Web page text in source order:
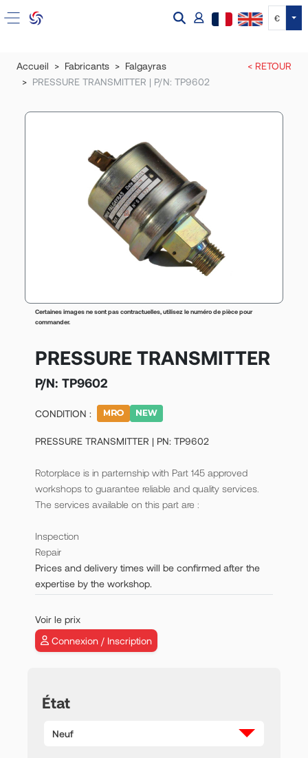
€
Accueil Fabricants
Falgayras
PRESSURE TRANSMITTER | P/N: TP9602
< RETOUR
Certaines images ne sont pas contractuelles, utilisez le numéro de pièce pour
commander.
PRESSURE TRANSMITTER
P/N: TP9602
CONDITION :
PRESSURE TRANSMITTER | PN: TP9602
Rotorplace is in parternship with Part 145 approved
workshops to guarantee reliable and quality services.
The services available on this part are :
Inspection
Repair
Prices and delivery times will be confirmed after the
expertise by the workshop.
Voir le prix
Connexion / Inscription
État
Neuf